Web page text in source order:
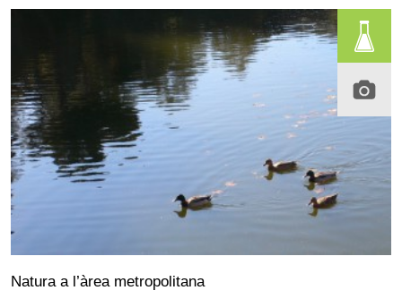
Natura a l’àrea metropolitana